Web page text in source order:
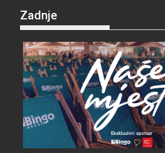
Zadnje